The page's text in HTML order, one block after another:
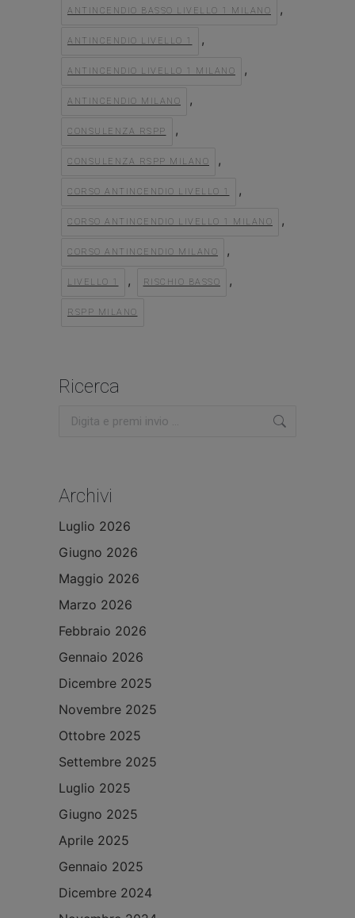
ANTINCENDIO BASSO LIVELLO 1 MILANO ,
ANTINCENDIO LIVELLO 1 ,
ANTINCENDIO LIVELLO 1 MILANO ,
ANTINCENDIO MILANO ,
CONSULENZA RSPP ,
CONSULENZA RSPP MILANO ,
CORSO ANTINCENDIO LIVELLO 1 ,
CORSO ANTINCENDIO LIVELLO 1 MILANO ,
CORSO ANTINCENDIO MILANO ,
LIVELLO 1 , RISCHIO BASSO ,
RSPP MILANO
Ricerca
Cerca:
Archivi
Luglio 2026
Giugno 2026
Maggio 2026
Marzo 2026
Febbraio 2026
Gennaio 2026
Dicembre 2025
Novembre 2025
Ottobre 2025
Settembre 2025
Luglio 2025
Giugno 2025
Aprile 2025
Gennaio 2025
Dicembre 2024